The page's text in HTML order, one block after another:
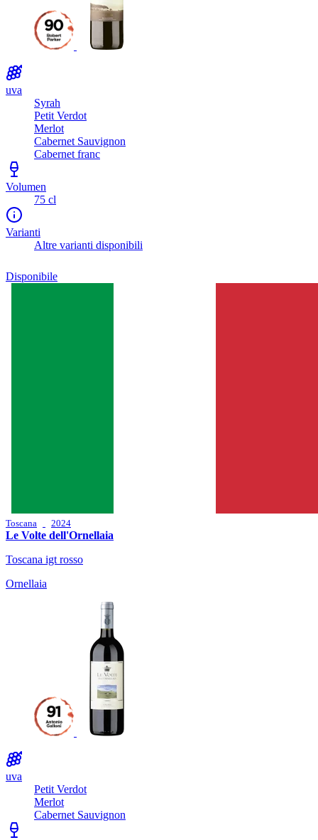
uva
Syrah
Petit Verdot
Merlot
Cabernet Sauvignon
Cabernet franc
Volumen
75 cl
Varianti
Altre varianti disponibili
Disponibile
Toscana 2024
Le Volte dell'Ornellaia
Toscana igt rosso
Ornellaia
uva
Petit Verdot
Merlot
Cabernet Sauvignon